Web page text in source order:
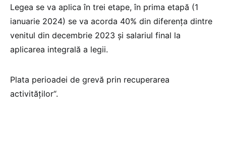
Legea se va aplica în trei etape, în prima etapă (1
ianuarie 2024) se va acorda 40% din diferența dintre
venitul din decembrie 2023 și salariul final la
aplicarea integrală a legii.
Plata perioadei de grevă prin recuperarea
activităților“.